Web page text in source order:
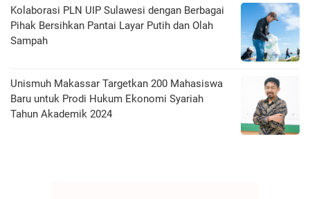
Kolaborasi PLN UIP Sulawesi dengan Berbagai
Pihak Bersihkan Pantai Layar Putih dan Olah
Sampah
Unismuh Makassar Targetkan 200 Mahasiswa
Baru untuk Prodi Hukum Ekonomi Syariah
Tahun Akademik 2024